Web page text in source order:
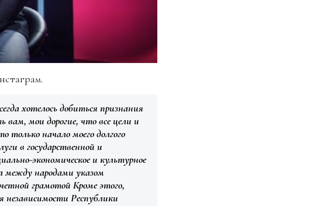
хотелось добиться признания
вам, мои дорогие, что все цели и
начало моего долгого
в государственной и
экономическое и культурное
между народами указом
грамотой Кроме этого,
независимости Республики